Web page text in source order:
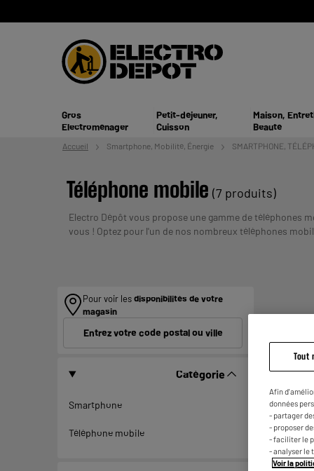
Gros
Electroménager
Petit-déjeuner,
Cuisson
Maison,
Beauté
Accueil Smartphone, Mobilité, Énergie SMARTPHONE,
Téléphone mobile (7 produits)
Electro Dépôt vous propose une gamme de téléphones
vous ! Optez pour l'un de nos nombreux téléphones
Pour voir lesdisponibilités de votre
magasin
Entrez votre code postal ou ville
Catégorie
Smartphone
Téléphone mobile
Tout
Afin
données
- partager
- proposer
- faciliter le
- analyser le
Voir la